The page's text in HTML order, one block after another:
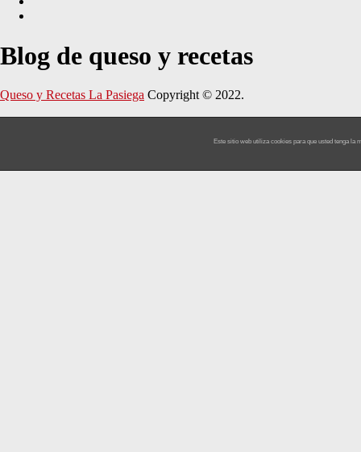
Blog de queso y recetas
Queso y Recetas La Pasiega Copyright © 2022.
Este sitio web utiliza cookies para que usted tenga la